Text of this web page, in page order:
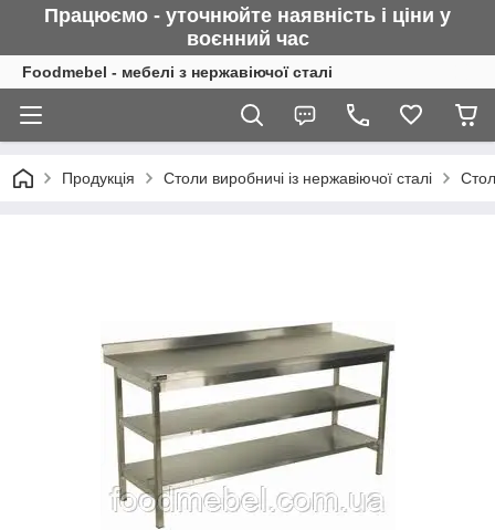
Працюємо - уточнюйте наявність і ціни у
воєнний час
Foodmebel - мебелі з нержавіючої сталі
Продукція Столи виробничі із нержавіючої сталі